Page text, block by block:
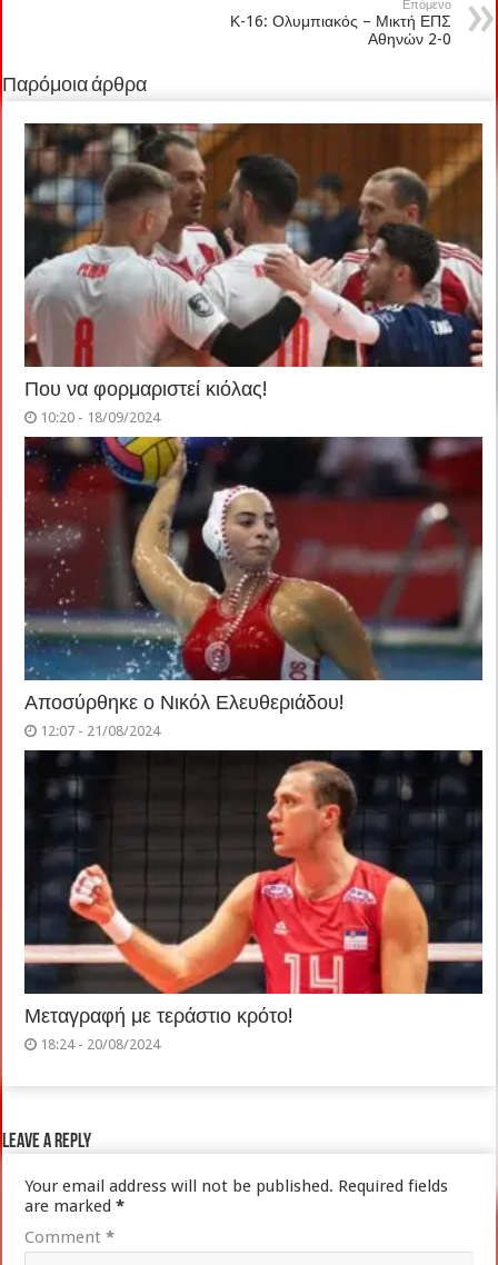
Επόμενο
Κ-16: Ολυμπιακός – Μικτή ΕΠΣ
Αθηνών 2-0
Παρόμοια άρθρα
Που να φορμαριστεί κιόλας!
10:20 - 18/09/2024
Αποσύρθηκε ο Νικόλ Ελευθεριάδου!
12:07 - 21/08/2024
Μεταγραφή με τεράστιο κρότο!
18:24 - 20/08/2024
Leave a Reply
Your email address will not be published. Required fields
are marked*
Comment*